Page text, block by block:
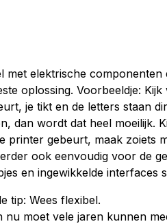
met elektrische componenten
oplossing. Voorbeeldje:
je tikt en de letters staan
dan wordt dat heel moeilijk.
printer gebeurt, maak zoiets
ook eenvoudig voor de
en ingewikkelde interfaces
tip: Wees flexibel.
nu moet vele jaren kunnen